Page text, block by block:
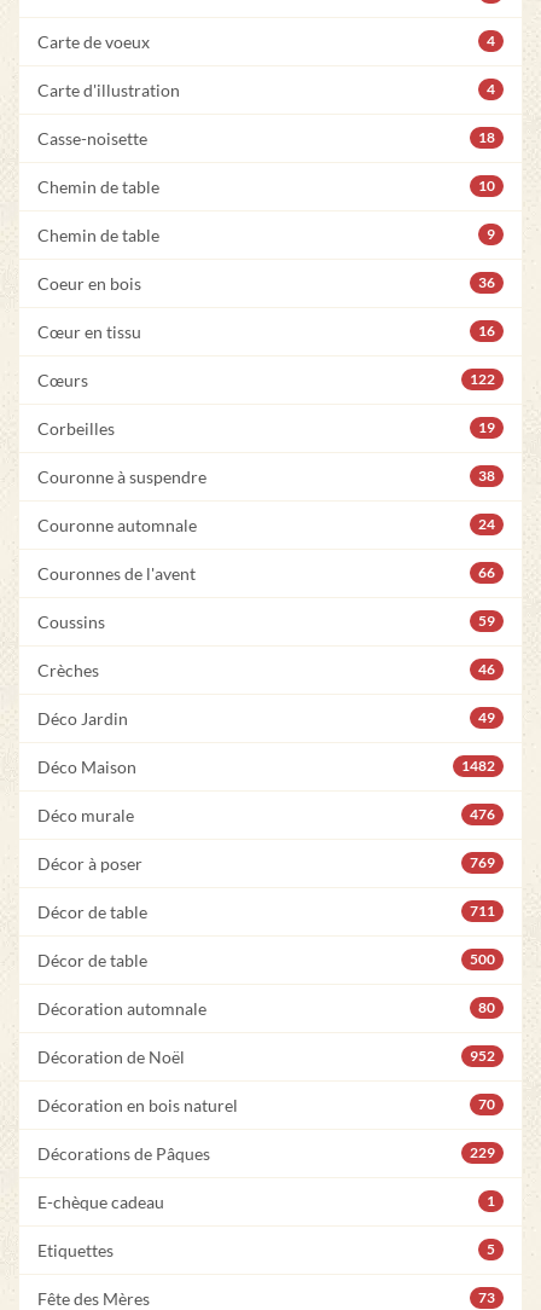
Carte de voeux 4
Carte d'illustration 4
Casse-noisette 18
Chemin de table 10
Chemin de table 9
Coeur en bois 36
Cœur en tissu 16
Cœurs 122
Corbeilles 19
Couronne à suspendre 38
Couronne automnale 24
Couronnes de l'avent 66
Coussins 59
Crèches 46
Déco Jardin 49
Déco Maison 1482
Déco murale 476
Décor à poser 769
Décor de table 711
Décor de table 500
Décoration automnale 80
Décoration de Noël 952
Décoration en bois naturel 70
Décorations de Pâques 229
E-chèque cadeau 1
Etiquettes 5
Fête des Mères 73